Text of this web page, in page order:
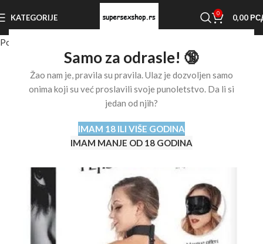
Samo za odrasle! 🔞
Žao nam je, pravila su pravila. Ulaz je dozvoljen samo
onima koji su već proslavili svoje punoletstvo. Da li si
jedan od njih?
IMAM 18 ILI VIŠE GODINA
IMAM MANJE OD 18 GODINA
KATEGORIJE 0 0,00
Početna stranica